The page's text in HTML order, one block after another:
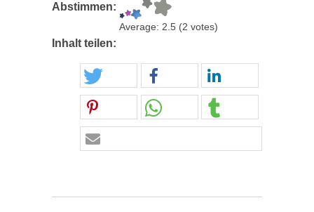
Abstimmen:
Average: 2.5 (2 votes)
Inhalt teilen: